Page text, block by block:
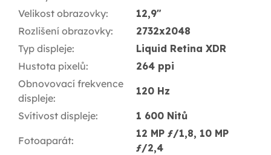
Velikost obrazovky:
12,9"
Rozlišení obrazovky:
2732x2048
Typ displeje:
Liquid Retina XDR
Hustota pixelů:
264 ppi
Obnovovací frekvence
displeje:
120 Hz
Svítivost displeje: 1 600 Nitů
Fotoaparát:
12 MP ƒ/1,8, 10 MP
ƒ/2,4